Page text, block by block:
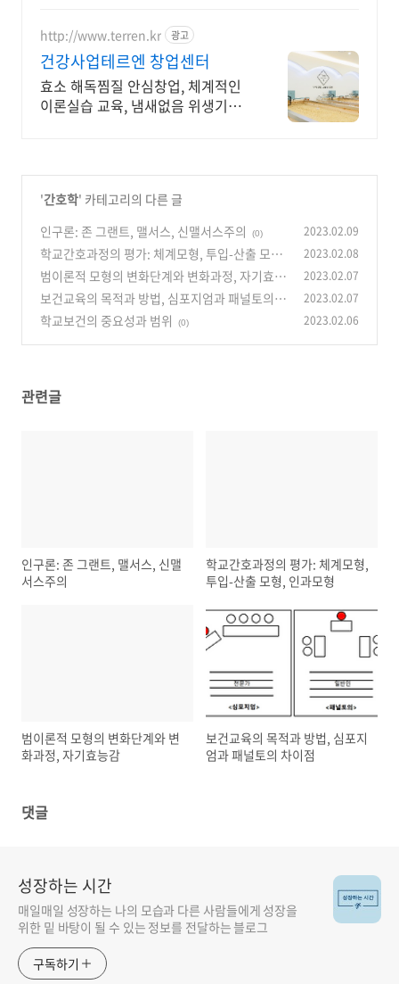
http://www.terren.kr 광고
건강사업테르엔 창업센터
효소 해독찜질 안심창업, 체계적인
이론실습 교육, 냄새없음 위생기본,
'간호학' 카테고리의 다른 글
인구론: 존 그랜트, 맬서스, 신맬서스주의
(0) 2023.02.09
학교간호과정의 평가: 체계모형, 투입-산출 모형,
인과모형
(0)
2023.02.08
범이론적 모형의 변화단계와 변화과정, 자기효능
감
(0)
2023.02.07
보건교육의 목적과 방법, 심포지엄과 패널토의
차이점
(0)
2023.02.07
학교보건의 중요성과 범위 (0) 2023.02.06
관련글
인구론: 존 그랜트, 맬서스, 신맬
서스주의
학교간호과정의 평가: 체계모형,
투입-산출 모형, 인과모형
범이론적 모형의 변화단계와 변
화과정, 자기효능감
보건교육의 목적과 방법, 심포지
엄과 패널토의 차이점
댓글
성장하는 시간
매일매일 성장하는 나의 모습과 다른 사람들에게 성장을
위한 밑 바탕이 될 수 있는 정보를 전달하는 블로그
구독하기